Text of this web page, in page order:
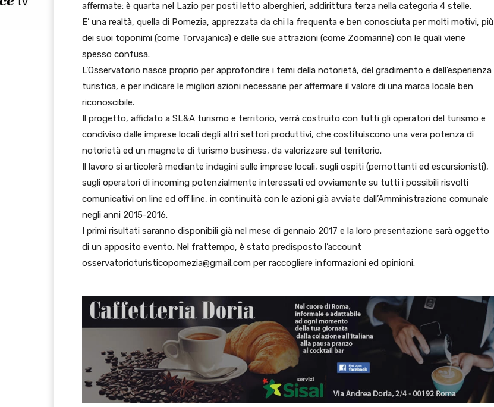
affermate: è quarta nel Lazio per posti letto alberghieri, addirittura terza nella categoria 4 stelle.
E’ una realtà, quella di Pomezia, apprezzata da chi la frequenta e ben conosciuta per molti motivi, più
dei suoi toponimi (come Torvajanica) e delle sue attrazioni (come Zoomarine) con le quali viene
spesso confusa.
L’Osservatorio nasce proprio per approfondire i temi della notorietà, del gradimento e dell’esperienza
turistica, e per indicare le migliori azioni necessarie per affermare il valore di una marca locale ben
riconoscibile.
Il progetto, affidato a SL&A turismo e territorio, verrà costruito con tutti gli operatori del turismo e
condiviso dalle imprese locali degli altri settori produttivi, che costituiscono una vera potenza di
notorietà ed un magnete di turismo business, da valorizzare sul territorio.
Il lavoro si articolerà mediante indagini sulle imprese locali, sugli ospiti (pernottanti ed escursionisti),
sugli operatori di incoming potenzialmente interessati ed ovviamente su tutti i possibili risvolti
comunicativi on line ed off line, in continuità con le azioni già avviate dall’Amministrazione comunale
negli anni 2015-2016.
I primi risultati saranno disponibili già nel mese di gennaio 2017 e la loro presentazione sarà oggetto
di un apposito evento. Nel frattempo, è stato predisposto l’account
osservatorioturisticopomezia@gmail.com per raccogliere informazioni ed opinioni.